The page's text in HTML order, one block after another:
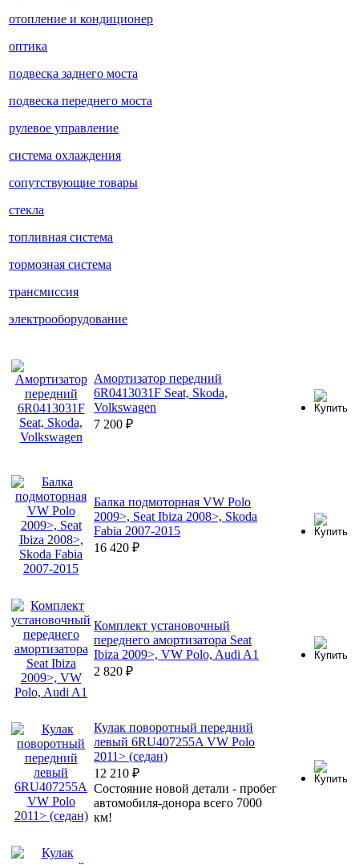
отопление и кондиционер
оптика
подвеска заднего моста
подвеска переднего моста
рулевое управление
система охлаждения
сопутствующие товары
стекла
топливная система
тормозная система
трансмиссия
электрооборудование
Амортизатор передний
6R0413031F Seat, Skoda,
Volkswagen
7 200 ₽
Балка подмоторная VW Polo
2009>, Seat Ibiza 2008>, Skoda
Fabia 2007-2015
16 420 ₽
Комплект установочный
переднего амортизатора Seat
Ibiza 2009>, VW Polo, Audi A1
2 820 ₽
Кулак поворотный передний
левый 6RU407255A VW Polo
2011> (седан)
12 210 ₽
Состояние новой детали - пробег
автомобиля-донора всего 7000
км!